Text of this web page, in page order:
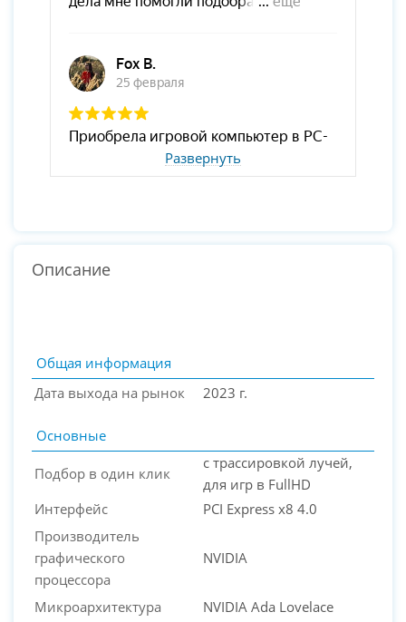
PC-Arena на карте Москвы — Яндекс Карты
Развернуть
Описание
Общая информация
Дата выхода на рынок
2023 г.
Основные
Подбор в один клик
с трассировкой лучей,
для игр в FullHD
Интерфейс
PCI Express x8 4.0
Производитель
графического
процессора
NVIDIA
Микроархитектура NVIDIA Ada Lovelace